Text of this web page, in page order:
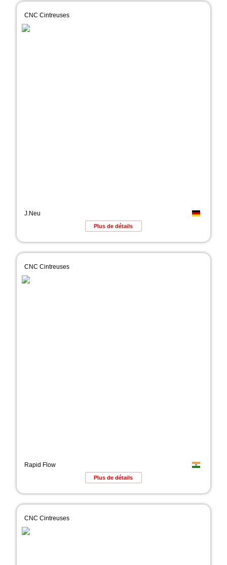
CNC Cintreuses
J.Neu
Plus de détails
CNC Cintreuses
Rapid Flow
Plus de détails
CNC Cintreuses